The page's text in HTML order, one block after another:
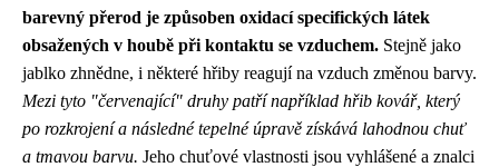
barevný přerod je způsoben oxidací specifických látek
obsažených v houbě při kontaktu se vzduchem. Stejně jako
jablko zhnědne, i některé hřiby reagují na vzduch změnou barvy.
Mezi tyto "červenající" druhy patří například hřib kovář, který
po rozkrojení a následné tepelné úpravě získává lahodnou chuť
a tmavou barvu. Jeho chuťové vlastnosti jsou vyhlášené a znalci